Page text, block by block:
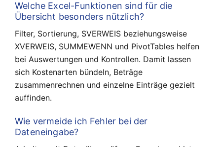
Welche Excel-Funktionen sind für die
Übersicht besonders nützlich?
Filter, Sortierung, SVERWEIS beziehungsweise
XVERWEIS, SUMMEWENN und PivotTables helfen
bei Auswertungen und Kontrollen. Damit lassen
sich Kostenarten bündeln, Beträge
zusammenrechnen und einzelne Einträge gezielt
auffinden.
Wie vermeide ich Fehler bei der
Dateneingabe?